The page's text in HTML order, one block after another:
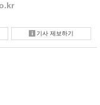
기사 제보하기